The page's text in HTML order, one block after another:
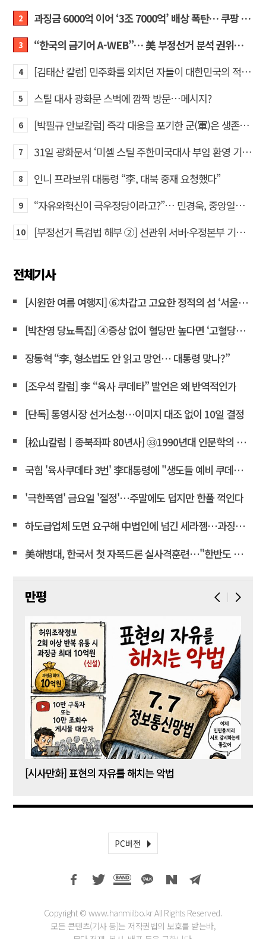
2 과징금 6000억 이어 ‘3조 7000억’ 배상 폭탄… 쿠팡 때리기에 한미 통상 ‘초비상’
3 “한국의 금기어 A-WEB”… 美 부정선거 분석 권위자 프랭크 박사가 작심 비판한 한국 ‘선거 공작’의 실체
4 [김태산 칼럼] 민주화를 외치던 자들이 대한민국의 적이고 간첩이었다
5 스틸 대사 광화문 스벅에 깜짝 방문…메시지?
6 [박필규 안보칼럼] 즉각 대응을 포기한 군(軍)은 생존할 수 없다
7 31일 광화문서 ‘미셸 스틸 주한미국대사 부임 환영 기자회견’… 80여 개 단체 집결
8 인니 프라보워 대통령 “李, 대북 중재 요청했다”
9 “자유와혁신이 극우정당이라고?”… 민경욱, 중앙일보 직격
10 [부정선거 특검법 해부 ②] 선관위 서버·우정본부 기록까지…‘증거를 끌어오는 칼’
전체기사
[시원한 여름 여행지] ⑥차갑고 고요한 정적의 섬 ‘서울시립미술관’
[박찬영 당뇨특집] ④증상 없이 혈당만 높다면 ‘고혈당증’으로 불러야
장동혁 “李, 형소법도 안 읽고 망언… 대통령 맞나?”
[조우석 칼럼] 李 “육사 쿠데타” 발언은 왜 반역적인가
[단독] 통영시장 선거소청…이미지 대조 없이 10일 결정
[松山칼럼ㅣ종북좌파 80년사] ㉝1990년대 인문학의 좌경화
국힘 '육사쿠데타 3번' 李대통령에 "생도들 예비 쿠데타세력 몰아"
'극한폭염' 금요일 '절정'…주말에도 덥지만 한풀 꺽인다
하도급업체 도면 요구해 中법인에 넘긴 세라젬…과징금 4억3천만
美해병대, 한국서 첫 자폭드론 실사격훈련…"한반도 지형 학습"
만평
[시사만화] 표현의 자유를 해치는 악법
PC버전
Copyright © www.hanmiilbo.kr All Rights Reserved.
모든 콘텐츠(기사 등)는 저작권법의 보호를 받는바,